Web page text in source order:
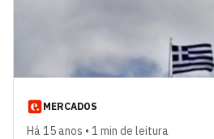
MERCADOS
Há 15 anos • 1 min de leitura